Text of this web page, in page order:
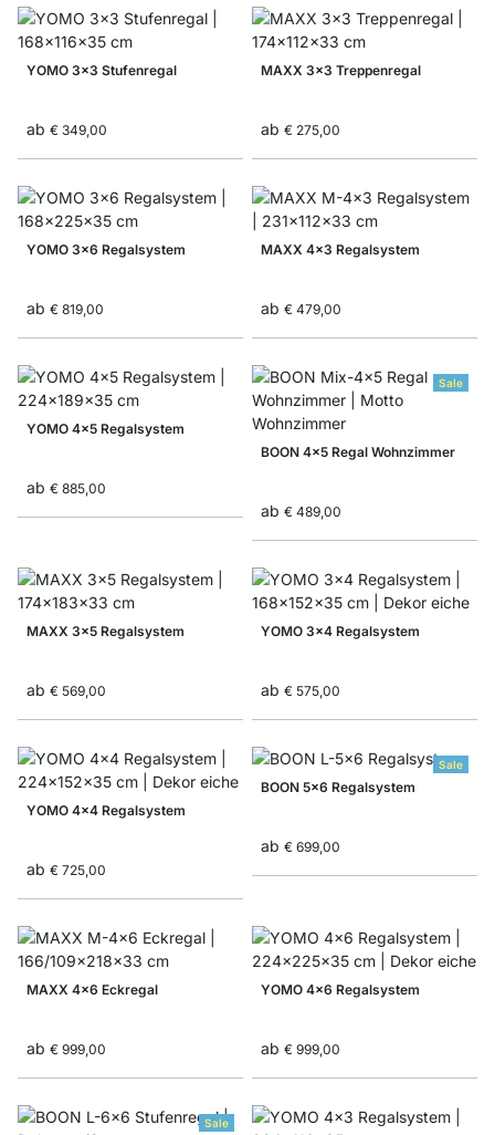
YOMO 3x3 Stufenregal
ab € 349,00
MAXX 3x3 Treppenregal
ab € 275,00
YOMO 3x6 Regalsystem
ab € 819,00
MAXX 4x3 Regalsystem
ab € 479,00
YOMO 4x5 Regalsystem
ab € 885,00
Sale
BOON 4x5 Regal Wohnzimmer
ab € 489,00
MAXX 3x5 Regalsystem
ab € 569,00
YOMO 3x4 Regalsystem
ab € 575,00
YOMO 4x4 Regalsystem
ab € 725,00
Sale
BOON 5x6 Regalsystem
ab € 699,00
MAXX 4x6 Eckregal
ab € 999,00
YOMO 4x6 Regalsystem
ab € 999,00
Sale